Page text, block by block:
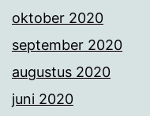
oktober 2020
september 2020
augustus 2020
juni 2020